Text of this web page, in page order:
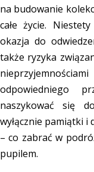
na budowanie
całe życie.
okazja do
także ryzyka
odpowiedniego
naszykować się
wyłącznie pamiątki
–co zabrać w
pupilem.